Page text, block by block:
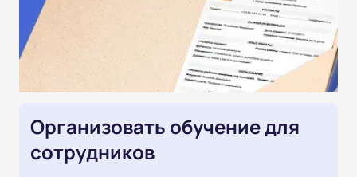
Организовать обучение для
сотрудников